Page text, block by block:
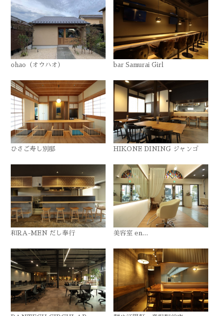
ohao（オウハオ） bar Samurai Girl
ひさご寿し別邸 HIKONE DINING ジャンゴ
和RA-MEN だし奉行 美容室 en...